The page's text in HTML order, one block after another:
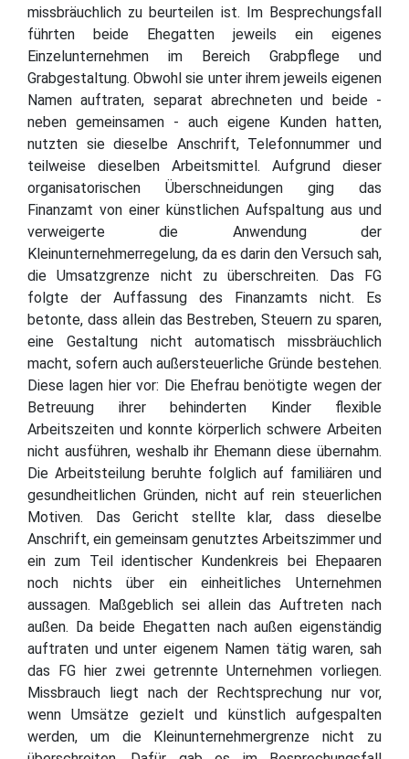
missbräuchlich zu beurteilen ist. Im Besprechungsfall
führten beide Ehegatten jeweils ein eigenes
Einzelunternehmen im Bereich Grabpflege und
Grabgestaltung. Obwohl sie unter ihrem jeweils eigenen
Namen auftraten, separat abrechneten und beide -
neben gemeinsamen - auch eigene Kunden hatten,
nutzten sie dieselbe Anschrift, Telefonnummer und
teilweise dieselben Arbeitsmittel. Aufgrund dieser
organisatorischen Überschneidungen ging das
Finanzamt von einer künstlichen Aufspaltung aus und
verweigerte die Anwendung der
Kleinunternehmerregelung, da es darin den Versuch sah,
die Umsatzgrenze nicht zu überschreiten. Das FG
folgte der Auffassung des Finanzamts nicht. Es
betonte, dass allein das Bestreben, Steuern zu sparen,
eine Gestaltung nicht automatisch missbräuchlich
macht, sofern auch außersteuerliche Gründe bestehen.
Diese lagen hier vor: Die Ehefrau benötigte wegen der
Betreuung ihrer behinderten Kinder flexible
Arbeitszeiten und konnte körperlich schwere Arbeiten
nicht ausführen, weshalb ihr Ehemann diese übernahm.
Die Arbeitsteilung beruhte folglich auf familiären und
gesundheitlichen Gründen, nicht auf rein steuerlichen
Motiven. Das Gericht stellte klar, dass dieselbe
Anschrift, ein gemeinsam genutztes Arbeitszimmer und
ein zum Teil identischer Kundenkreis bei Ehepaaren
noch nichts über ein einheitliches Unternehmen
aussagen. Maßgeblich sei allein das Auftreten nach
außen. Da beide Ehegatten nach außen eigenständig
auftraten und unter eigenem Namen tätig waren, sah
das FG hier zwei getrennte Unternehmen vorliegen.
Missbrauch liegt nach der Rechtsprechung nur vor,
wenn Umsätze gezielt und künstlich aufgespalten
werden, um die Kleinunternehmergrenze nicht zu